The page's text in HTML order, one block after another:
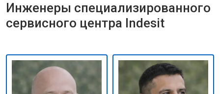
Инженеры специализированного
сервисного центра Indesit